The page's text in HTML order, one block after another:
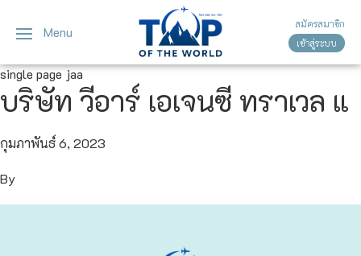
Menu
สมัครสมาชิก
เข้าสู่ระบบ
single page jaa
บริษัท วีอาร์ เอเจนซี ทราเวล แ
กุมภาพันธ์ 6, 2023
By
ญี่ปุ่นทัวร์ญี่ปุ่น
โตเกียว
โอซาก้า
เวียดนาม
ทัวร์เวียดนาม